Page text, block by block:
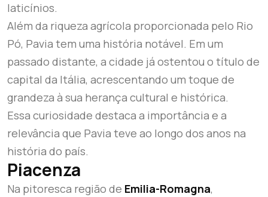
laticínios.
Além da riqueza agrícola proporcionada pelo Rio
Pó, Pavia tem uma história notável. Em um
passado distante, a cidade já ostentou o título de
capital da Itália, acrescentando um toque de
grandeza à sua herança cultural e histórica.
Essa curiosidade destaca a importância e a
relevância que Pavia teve ao longo dos anos na
história do país.
Piacenza
Na pitoresca região de Emilia-Romagna,